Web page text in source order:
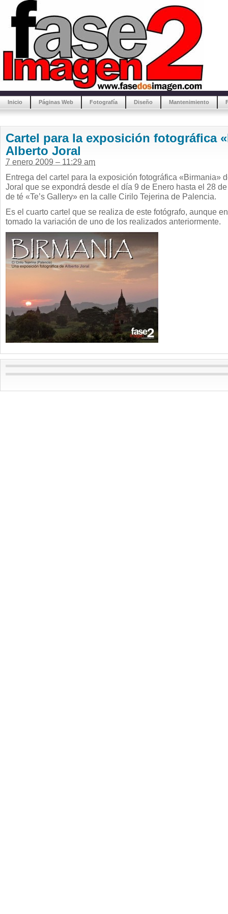
Inicio Páginas Web Fotografía Diseño Mantenimiento
Cartel para la exposición fotográfica
Alberto Joral
7 enero 2009 – 11:29 am
Entrega del cartel para la exposición fotográfica «Birmania»
Joral que se expondrá desde el día 9 de Enero hasta el 28
de té «Te’s Gallery» en la calle Cirilo Tejerina de Palencia.
Es el cuarto cartel que se realiza de este fotógrafo, aunque
tomado la variación de uno de los realizados anteriormente.